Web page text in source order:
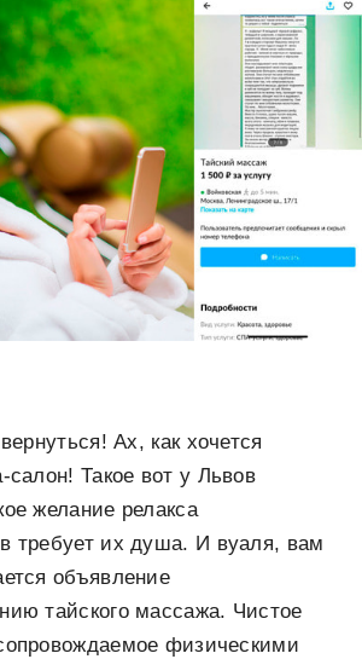
Ах, как хочется
салон! Такое вот у Львов
желание релакса
требует их душа. И вуаля, вам
объявление
тайского массажа. Чистое
физическими